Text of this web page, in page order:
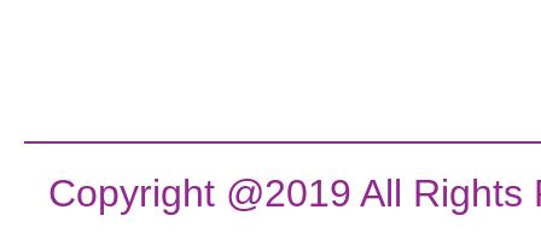
Copyright @2019 All Rights